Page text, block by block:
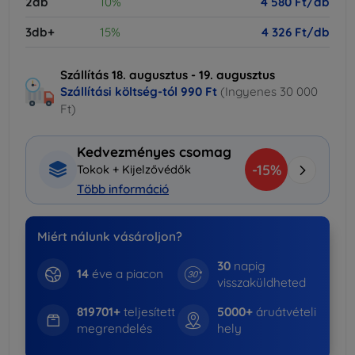
3db+
15% 4 326 Ft/db
Szállítás 18. augusztus - 19. augusztus
Szállítási költség-tól 990 Ft (Ingyenes 30 000
Ft)
Kedvezményes csomag
Tokok + Kijelzővédők
Több információ
-15%
Miért nálunk vásároljon?
14éve a piacon
30 napig
visszaküldheted
819701+teljesített
megrendelés
5000+ áruátvételi
hely